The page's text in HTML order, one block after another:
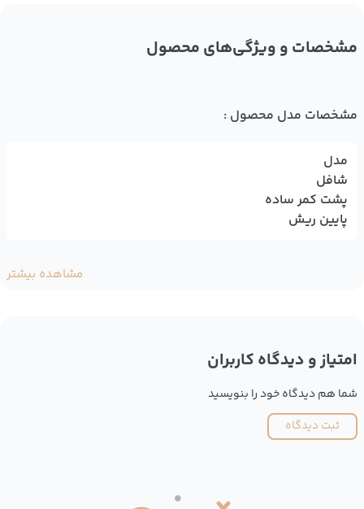
مشخصات و ویژگی‌های محصول
مشخصات مدل محصول :
مدل
شافل
پشت کمر ساده
پایین ریش
مشاهده بیشتر
امتیاز و دیدگاه کاربران
شما هم دیدگاه خود را بنویسید
ثبت دیدگاه